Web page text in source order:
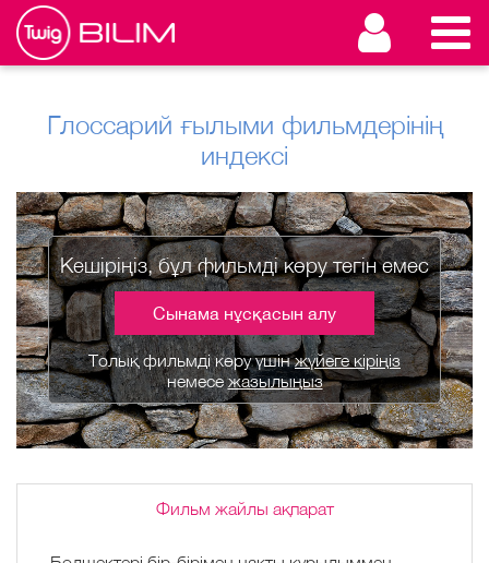
Глоссарий ғылыми фильмдерінің
индексі
Кешіріңіз, бұл фильмді көру тегін емес
Сынама нұсқасын алу
Толық фильмді көру үшінжүйеге кіріңіз
немесежазылыңыз
Фильм жайлы ақпарат